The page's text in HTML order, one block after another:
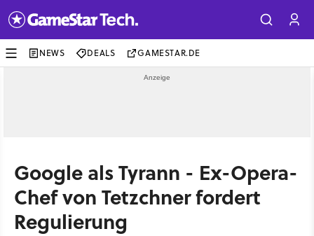
NEWS DEALS GAMESTAR.DE
Google als Tyrann - Ex-Opera-
Chef von Tetzchner fordert
Regulierung